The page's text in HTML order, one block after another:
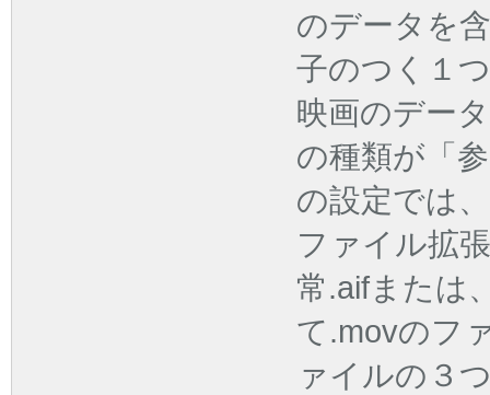
のデータを
子のつく１
映画のデー
の種類が「
の設定では
ファイル拡
常.aifまたは
て.movのフ
ァイルの３